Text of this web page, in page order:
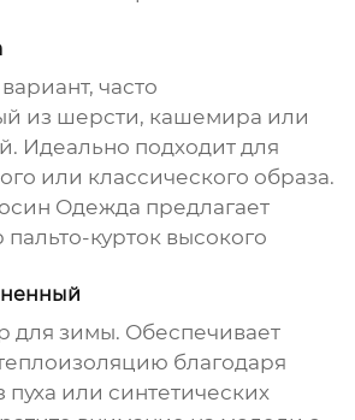
часто
из шерсти, кашемира или
Идеально подходит для
или классического образа.
Одежда предлагает
курток высокого
для зимы. Обеспечивает
благодаря
или синтетических